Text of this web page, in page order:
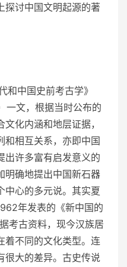
探讨中国文明起源的著
中国史前考古学》
一文，根据当时公布的
化内涵和地层证据，
和相互关系，亦即中国
出许多富有启发意义的
明确地提出中国新石器
中心的多元说。其实夏
年发表的《新中国的
考古资料，现今汉族居
着不同的文化类型。连
很大的差异。古史传说